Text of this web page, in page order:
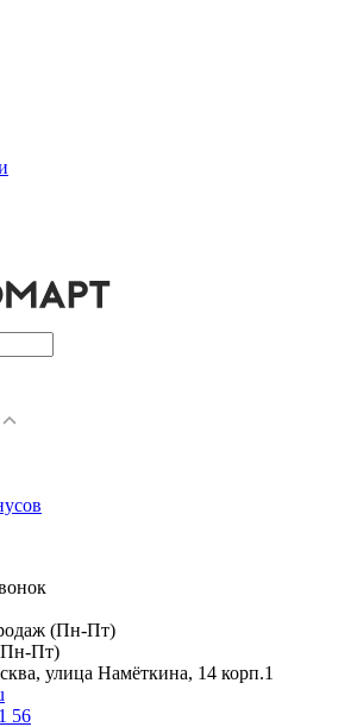
(Пн-Пт)
Пт)
улица Намёткина, 14 корп.1
56